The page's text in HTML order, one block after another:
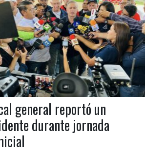
general reportó un
durante jornada